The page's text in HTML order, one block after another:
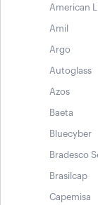
American
Amil
Argo
Autoglass
Azos
Baeta
Bluecyber
Bradesco
Brasilcap
Capemisa